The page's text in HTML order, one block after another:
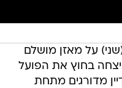
על מאזן מושלם
בחוץ את הפועל
עדיין מדורגים מתחת